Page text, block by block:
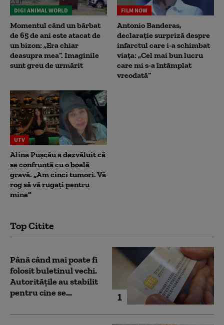
DIGI ANIMAL WORLD
Momentul când un bărbat
de 65 de ani este atacat de
un bizon: „Era chiar
deasupra mea”. Imaginile
sunt greu de urmărit
FILM NOW
Antonio Banderas,
declarație surpriză despre
infarctul care i-a schimbat
viața: „Cel mai bun lucru
care mi s-a întâmplat
vreodată”
UTV
Alina Pușcău a dezvăluit că
se confruntă cu o boală
gravă. „Am cinci tumori. Vă
rog să vă rugați pentru
mine”
Top Citite
1
Până când mai poate fi
folosit buletinul vechi.
Autoritățile au stabilit
pentru cine se...